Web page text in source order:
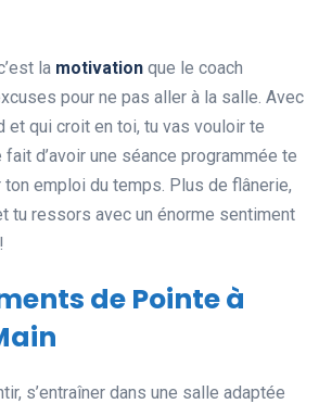
la motivation que le coach
pour ne pas aller à la salle. Avec
et qui croit en toi, tu vas vouloir te
d’avoir une séance programmée te
emploi du temps. Plus de flânerie,
tu ressors avec un énorme sentiment
de Pointe à
s’entraîner dans une salle adaptée